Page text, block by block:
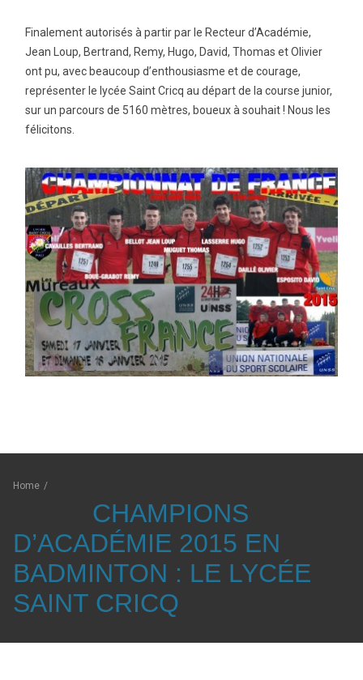
Finalement autorisés à partir par le Recteur d’Académie,
Jean Loup, Bertrand, Remy, Hugo, David, Thomas et Olivier
ont pu, avec beaucoup d’enthousiasme et de courage,
représenter le lycée Saint Cricq au départ de la course junior,
sur un parcours de 5160 mètres, boueux à souhait ! Nous les
félicitons.
Home /
CHAMPIONS
D’ACADÉMIE 2015 EN
BADMINTON : LE LYCÉE
SAINT CRICQ